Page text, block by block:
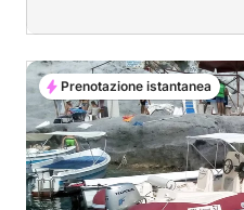
Prenotazione istantanea